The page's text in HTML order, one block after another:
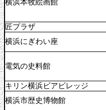
横浜本牧絵画館
匠プラザ
横浜にぎわい座
電気の史料館
キリン横浜ビアビレッジ
横浜市歴史博物館